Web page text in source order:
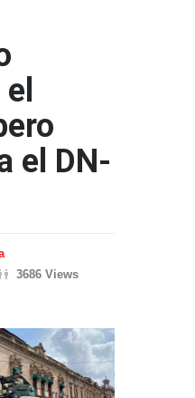
el DN-
3686 Views